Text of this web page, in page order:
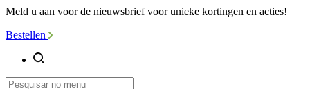
Meld u aan voor de nieuwsbrief voor unieke kortingen en acties!
Bestellen